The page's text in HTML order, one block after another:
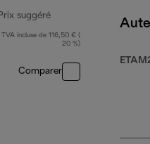
suggéré
prix original 899,99
TVA incluse de 116,50 € (
20 %)
Comparer